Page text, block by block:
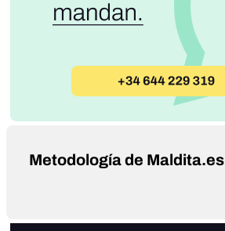
Metodología de Maldita.es